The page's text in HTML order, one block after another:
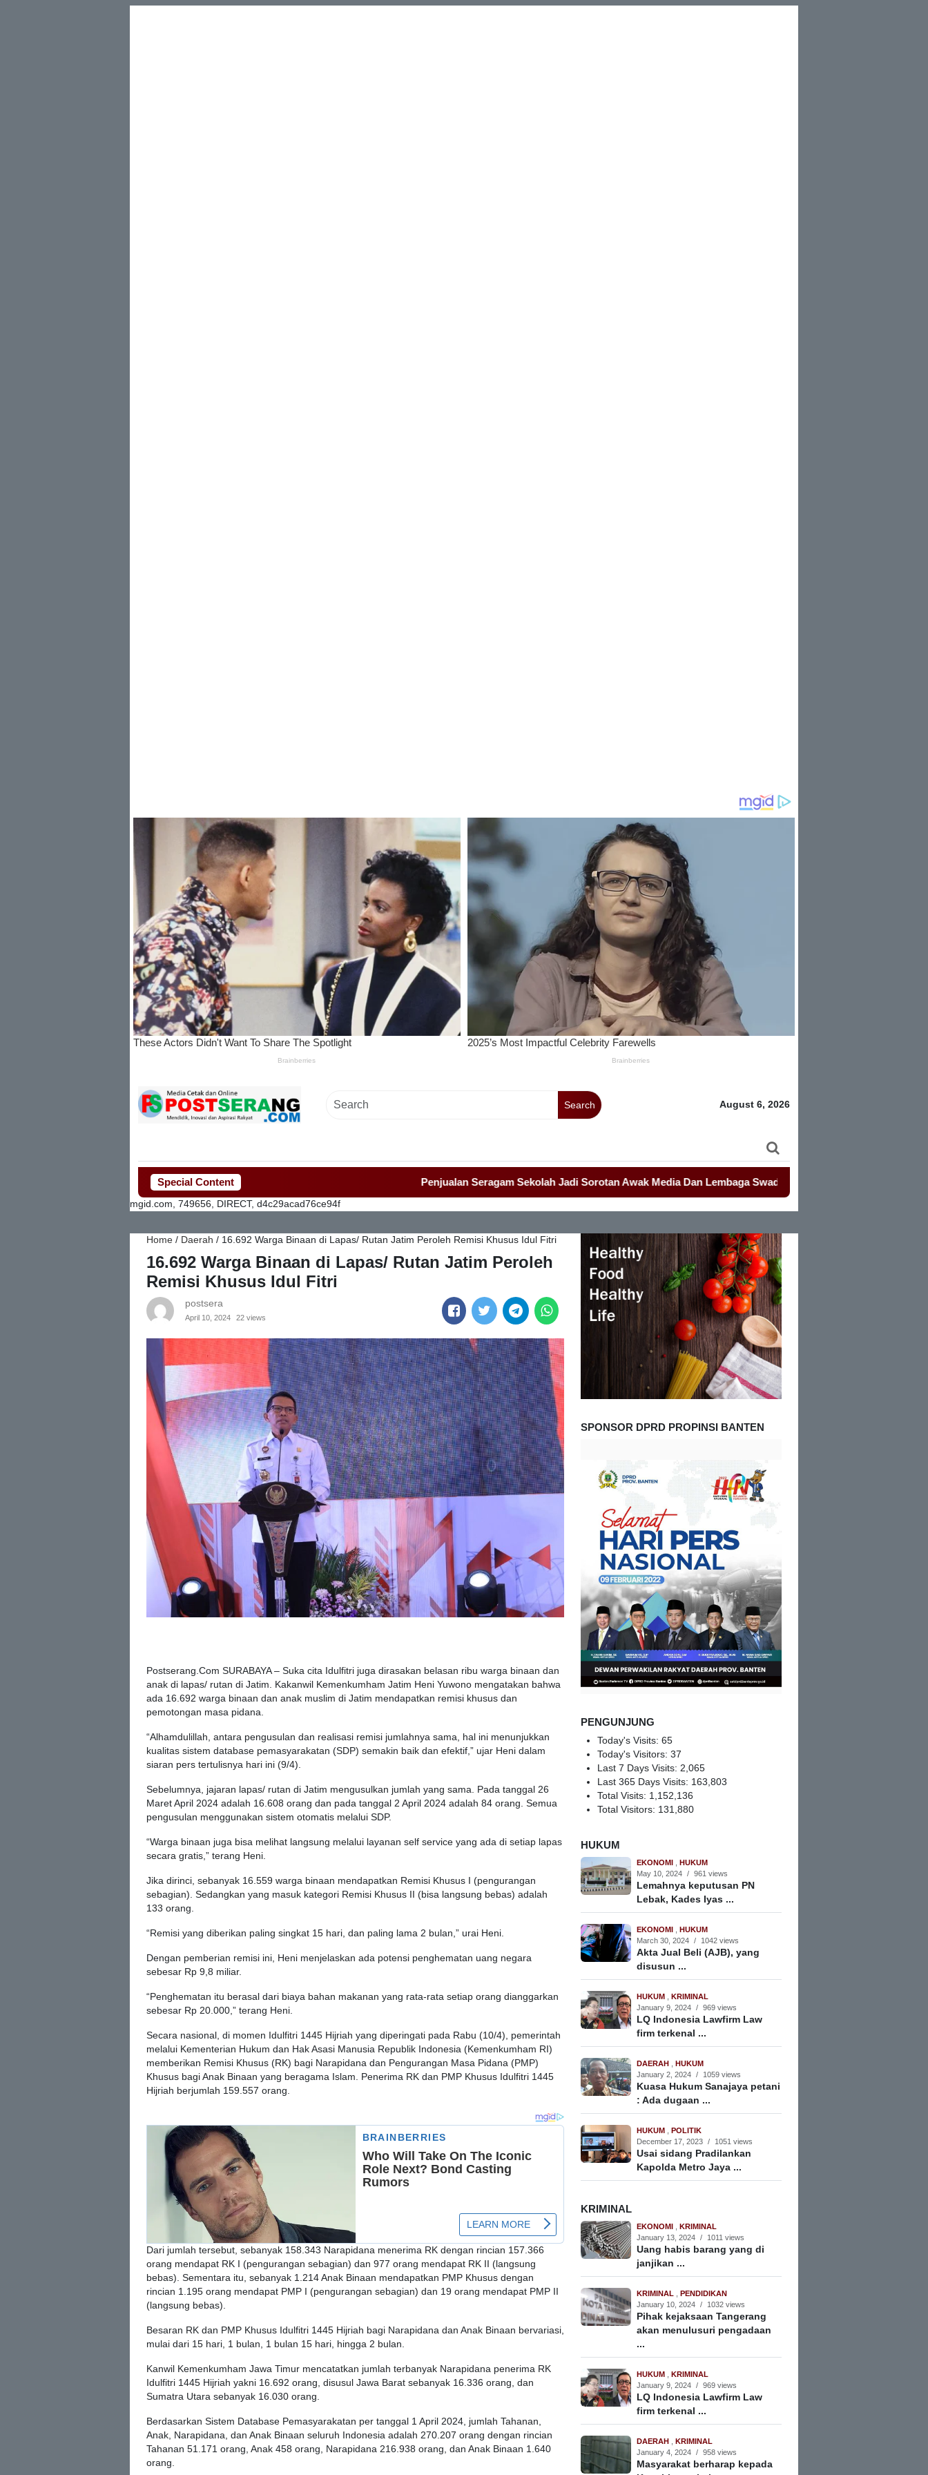
Search August 6, 2026
Special Content Penjualan Seragam Sekolah Jadi Sorotan Awak Media Dan Lembaga Swadaya Masyarakat
mgid.com, 749656, DIRECT, d4c29acad76ce94f
Home / Daerah / 16.692 Warga Binaan di Lapas/ Rutan Jatim Peroleh Remisi Khusus Idul Fitri
16.692 Warga Binaan di Lapas/ Rutan Jatim Peroleh
Remisi Khusus Idul Fitri
postsera
April 10, 2024 22 views
Postserang.Com SURABAYA – Suka cita Idulfitri juga dirasakan belasan ribu warga binaan dan
anak di lapas/ rutan di Jatim. Kakanwil Kemenkumham Jatim Heni Yuwono mengatakan bahwa
ada 16.692 warga binaan dan anak muslim di Jatim mendapatkan remisi khusus dan
pemotongan masa pidana.
“Alhamdulillah, antara pengusulan dan realisasi remisi jumlahnya sama, hal ini menunjukkan
kualitas sistem database pemasyarakatan (SDP) semakin baik dan efektif,” ujar Heni dalam
siaran pers tertulisnya hari ini (9/4).
Sebelumnya, jajaran lapas/ rutan di Jatim mengusulkan jumlah yang sama. Pada tanggal 26
Maret April 2024 adalah 16.608 orang dan pada tanggal 2 April 2024 adalah 84 orang. Semua
pengusulan menggunakan sistem otomatis melalui SDP.
“Warga binaan juga bisa melihat langsung melalui layanan self service yang ada di setiap lapas
secara gratis,” terang Heni.
Jika dirinci, sebanyak 16.559 warga binaan mendapatkan Remisi Khusus I (pengurangan
sebagian). Sedangkan yang masuk kategori Remisi Khusus II (bisa langsung bebas) adalah
133 orang.
“Remisi yang diberikan paling singkat 15 hari, dan paling lama 2 bulan,” urai Heni.
Dengan pemberian remisi ini, Heni menjelaskan ada potensi penghematan uang negara
sebesar Rp 9,8 miliar.
“Penghematan itu berasal dari biaya bahan makanan yang rata-rata setiap orang dianggarkan
sebesar Rp 20.000,” terang Heni.
Secara nasional, di momen Idulfitri 1445 Hijriah yang diperingati pada Rabu (10/4), pemerintah
melalui Kementerian Hukum dan Hak Asasi Manusia Republik Indonesia (Kemenkumham RI)
memberikan Remisi Khusus (RK) bagi Narapidana dan Pengurangan Masa Pidana (PMP)
Khusus bagi Anak Binaan yang beragama Islam. Penerima RK dan PMP Khusus Idulfitri 1445
Hijriah berjumlah 159.557 orang.
Dari jumlah tersebut, sebanyak 158.343 Narapidana menerima RK dengan rincian 157.366
orang mendapat RK I (pengurangan sebagian) dan 977 orang mendapat RK II (langsung
bebas). Sementara itu, sebanyak 1.214 Anak Binaan mendapatkan PMP Khusus dengan
rincian 1.195 orang mendapat PMP I (pengurangan sebagian) dan 19 orang mendapat PMP II
(langsung bebas).
Besaran RK dan PMP Khusus Idulfitri 1445 Hijriah bagi Narapidana dan Anak Binaan bervariasi,
mulai dari 15 hari, 1 bulan, 1 bulan 15 hari, hingga 2 bulan.
Kanwil Kemenkumham Jawa Timur mencatatkan jumlah terbanyak Narapidana penerima RK
Idulfitri 1445 Hijriah yakni 16.692 orang, disusul Jawa Barat sebanyak 16.336 orang, dan
Sumatra Utara sebanyak 16.030 orang.
Berdasarkan Sistem Database Pemasyarakatan per tanggal 1 April 2024, jumlah Tahanan,
Anak, Narapidana, dan Anak Binaan seluruh Indonesia adalah 270.207 orang dengan rincian
Tahanan 51.171 orang, Anak 458 orang, Narapidana 216.938 orang, dan Anak Binaan 1.640
orang.
SPONSOR DPRD PROPINSI BANTEN
PENGUNJUNG
Today's Visits:65
Today's Visitors:37
Last 7 Days Visits:2,065
Last 365 Days Visits: 163,803
Total Visits: 1,152,136
Total Visitors: 131,880
HUKUM
EKONOMI
HUKUM
May 10, 2024 / 961 views
Lemahnya keputusan PN
Lebak, Kades Iyas ...
EKONOMI
HUKUM
March 30, 2024 / 1042 views
Akta Jual Beli (AJB), yang
disusun ...
HUKUM
KRIMINAL
January 9, 2024 / 969 views
LQ Indonesia Lawfirm Law
firm terkenal ...
DAERAH
HUKUM
January 2, 2024 / 1059 views
Kuasa Hukum Sanajaya petani
: Ada dugaan ...
HUKUM
POLITIK
December 17, 2023 / 1051 views
Usai sidang Pradilankan
Kapolda Metro Jaya ...
KRIMINAL
EKONOMI
KRIMINAL
January 13, 2024 / 1011 views
Uang habis barang yang di
janjikan ...
KRIMINAL
PENDIDIKAN
January 10, 2024 / 1032 views
Pihak kejaksaan Tangerang
akan menulusuri pengadaan
...
HUKUM
KRIMINAL
January 9, 2024 / 969 views
LQ Indonesia Lawfirm Law
firm terkenal ...
DAERAH
KRIMINAL
January 4, 2024 / 958 views
Masyarakat berharap kepada